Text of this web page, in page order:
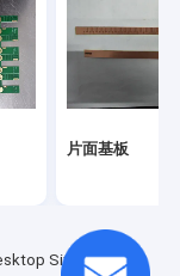
片面基板
Site